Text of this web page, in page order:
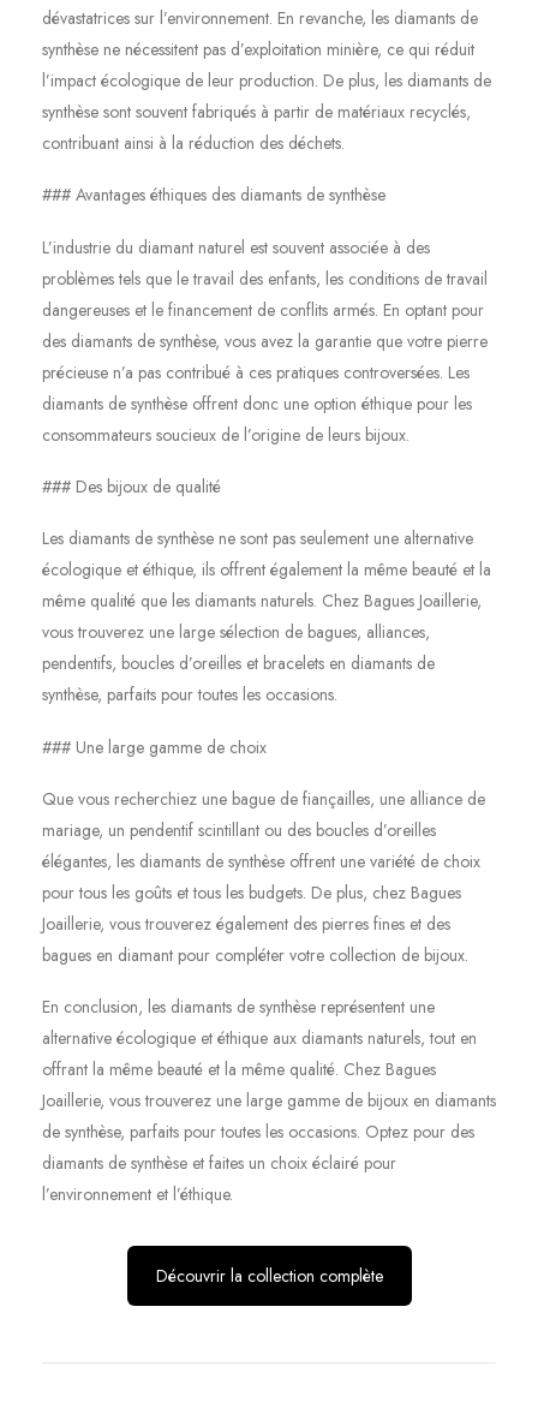
dévastatrices sur l’environnement. En revanche, les diamants de
synthèse ne nécessitent pas d’exploitation minière, ce qui réduit
l’impact écologique de leur production. De plus, les diamants de
synthèse sont souvent fabriqués à partir de matériaux recyclés,
contribuant ainsi à la réduction des déchets.
### Avantages éthiques des diamants de synthèse
L’industrie du diamant naturel est souvent associée à des
problèmes tels que le travail des enfants, les conditions de travail
dangereuses et le financement de conflits armés. En optant pour
des diamants de synthèse, vous avez la garantie que votre pierre
précieuse n’a pas contribué à ces pratiques controversées. Les
diamants de synthèse offrent donc une option éthique pour les
consommateurs soucieux de l’origine de leurs bijoux.
### Des bijoux de qualité
Les diamants de synthèse ne sont pas seulement une alternative
écologique et éthique, ils offrent également la même beauté et la
même qualité que les diamants naturels. Chez Bagues Joaillerie,
vous trouverez une large sélection de bagues, alliances,
pendentifs, boucles d’oreilles et bracelets en diamants de
synthèse, parfaits pour toutes les occasions.
### Une large gamme de choix
Que vous recherchiez une bague de fiançailles, une alliance de
mariage, un pendentif scintillant ou des boucles d’oreilles
élégantes, les diamants de synthèse offrent une variété de choix
pour tous les goûts et tous les budgets. De plus, chez Bagues
Joaillerie, vous trouverez également des pierres fines et des
bagues en diamant pour compléter votre collection de bijoux.
En conclusion, les diamants de synthèse représentent une
alternative écologique et éthique aux diamants naturels, tout en
offrant la même beauté et la même qualité. Chez Bagues
Joaillerie, vous trouverez une large gamme de bijoux en diamants
de synthèse, parfaits pour toutes les occasions. Optez pour des
diamants de synthèse et faites un choix éclairé pour
l’environnement et l’éthique.
Découvrir la collection complète